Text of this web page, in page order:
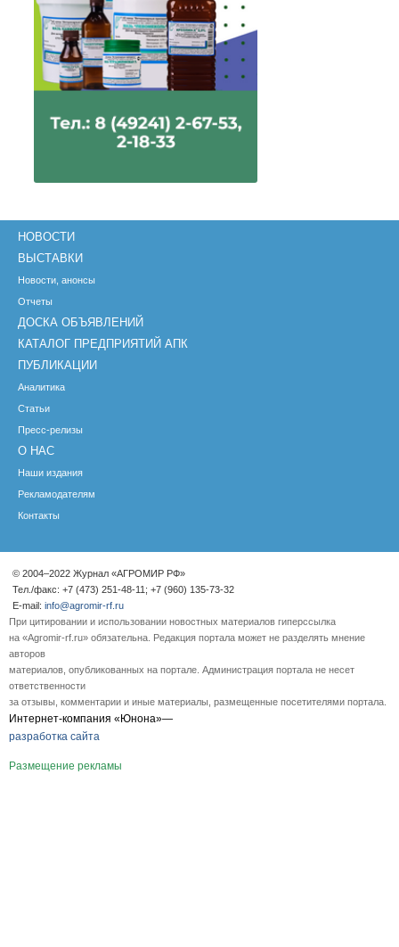
НОВОСТИ
ВЫСТАВКИ
Новости, анонсы
Отчеты
ДОСКА ОБЪЯВЛЕНИЙ
КАТАЛОГ ПРЕДПРИЯТИЙ АПК
ПУБЛИКАЦИИ
Аналитика
Статьи
Пресс-релизы
О НАС
Наши издания
Рекламодателям
Контакты
© 2004–2022 Журнал «АГРОМИР РФ»
Тел./факс: +7 (473) 251-48-11; +7 (960) 135-73-32
E-mail: info@agromir-rf.ru
При цитировании и использовании новостных материалов гиперссылка
на «Agromir-rf.ru» обязательна. Редакция портала может не разделять мнение
авторов
материалов, опубликованных на портале. Администрация портала не несет
ответственности
за отзывы, комментарии и иные материалы, размещенные посетителями портала.
Интернет-компания «Юнона»—
разработка сайта
Размещение рекламы